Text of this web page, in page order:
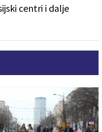
centri i dalje